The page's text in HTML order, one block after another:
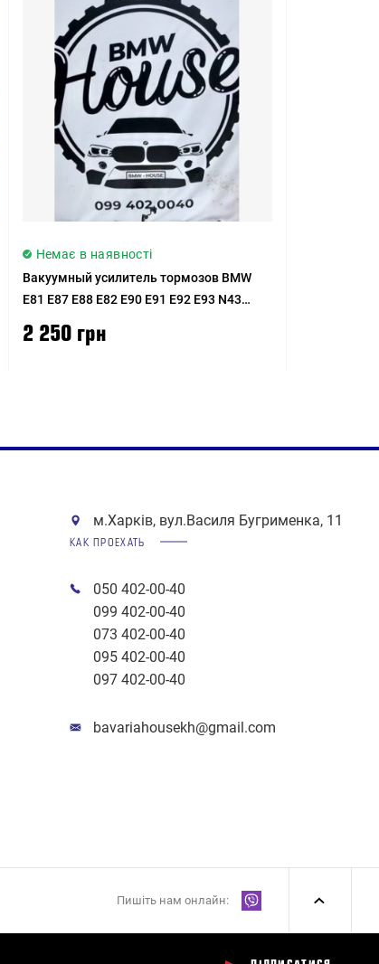
Немає в наявності
Вакуумный усилитель тормозов BMW
E81 E87 E88 E82 E90 E91 E92 E93 N43
2 250 грн
м.Харків, вул.Василя Бугрименка, 11
КАК ПРОЕХАТЬ
050 402-00-40
099 402-00-40
073 402-00-40
095 402-00-40
097 402-00-40
bavariahousekh@gmail.com
Пишіть нам онлайн: